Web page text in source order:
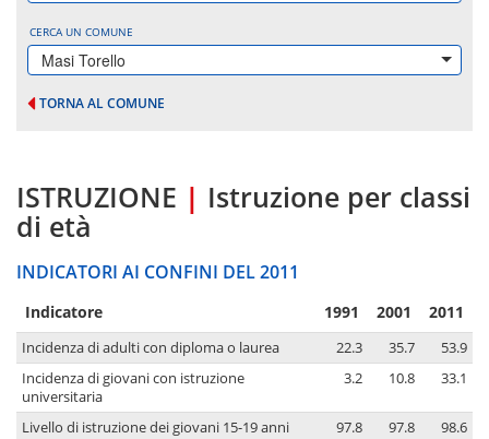
CERCA UN COMUNE
Masi Torello
TORNA AL COMUNE
ISTRUZIONE | Istruzione per classi
di età
INDICATORI AI CONFINI DEL 2011
Indicatore 1991 2001 2011
Incidenza di adulti con diploma o laurea 22.3 35.7
53.9
Incidenza di giovani con istruzione
universitaria
3.2 10.8 33.1
Livello di istruzione dei giovani 15-19 anni 97.8 97.8
98.6